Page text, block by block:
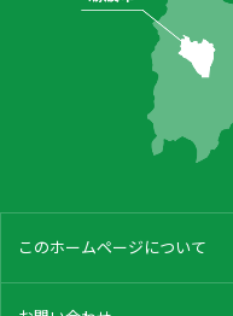
このホームページについて